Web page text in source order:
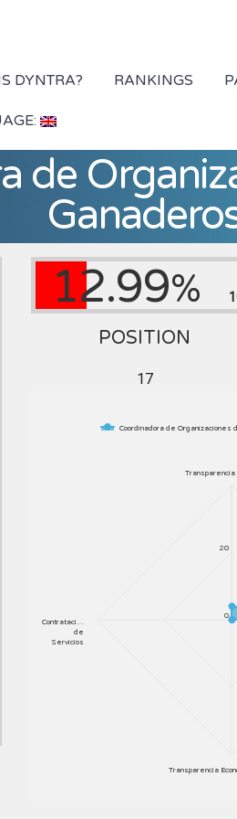
DYNTRA? RANKINGS
de
12.99%
POSITION
17
Coordinadora de Organizaciones
Transparencia
Transparencia
Contrataci…
de
Servicios
0
20